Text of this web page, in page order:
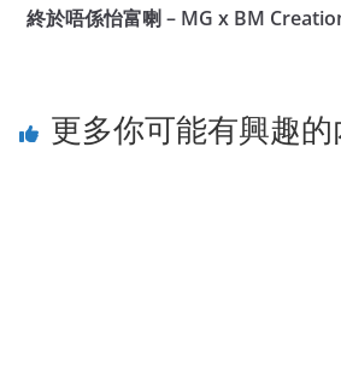
終於唔係怡富喇 – MG x BM
更多你可能有興趣的